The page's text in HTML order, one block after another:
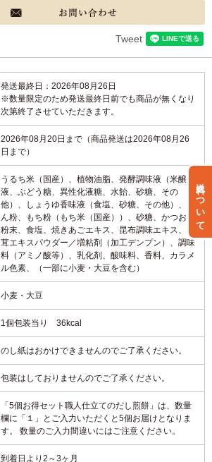
送料について
Tweet
発送最終日：2026年08月26日
※数量限定のため発送最終日前でも商品が無くなり
次第終了させていただきます。
2026年08月20日まで（商品発送は2026年08月26
日まで）
うるち米（国産）、植物油脂、発酵調味液（米醸造
液、ぶどう糖、異性化液糖、水飴、砂糖、その
他）、しょうゆ香味液（食塩、砂糖、その他）、で
ん粉、もち粉（もち米（国産））、砂糖、かつお節
粉末、食塩、焼きあごエキス、昆布調味エキス、椎
茸エキスパウダー／増粘剤（加工デンプン）、調味
料（アミノ酸等）、乳化剤、酸味料、香料、カラメ
ル色素、（一部に小麦・大豆を含む）
小麦・大豆
1個包装当り 36kcal
のし紙はおかけできませんのでご了承ください。
包装はしておりませんのでご了承ください。
「5個お得セット職人仕立てのだし煎餅」は、数量
欄に「１」とご入力いただくと5個お届けとなりま
す。 数量のご入力間違いにはご注意ください。
到着日より2～3ヶ月